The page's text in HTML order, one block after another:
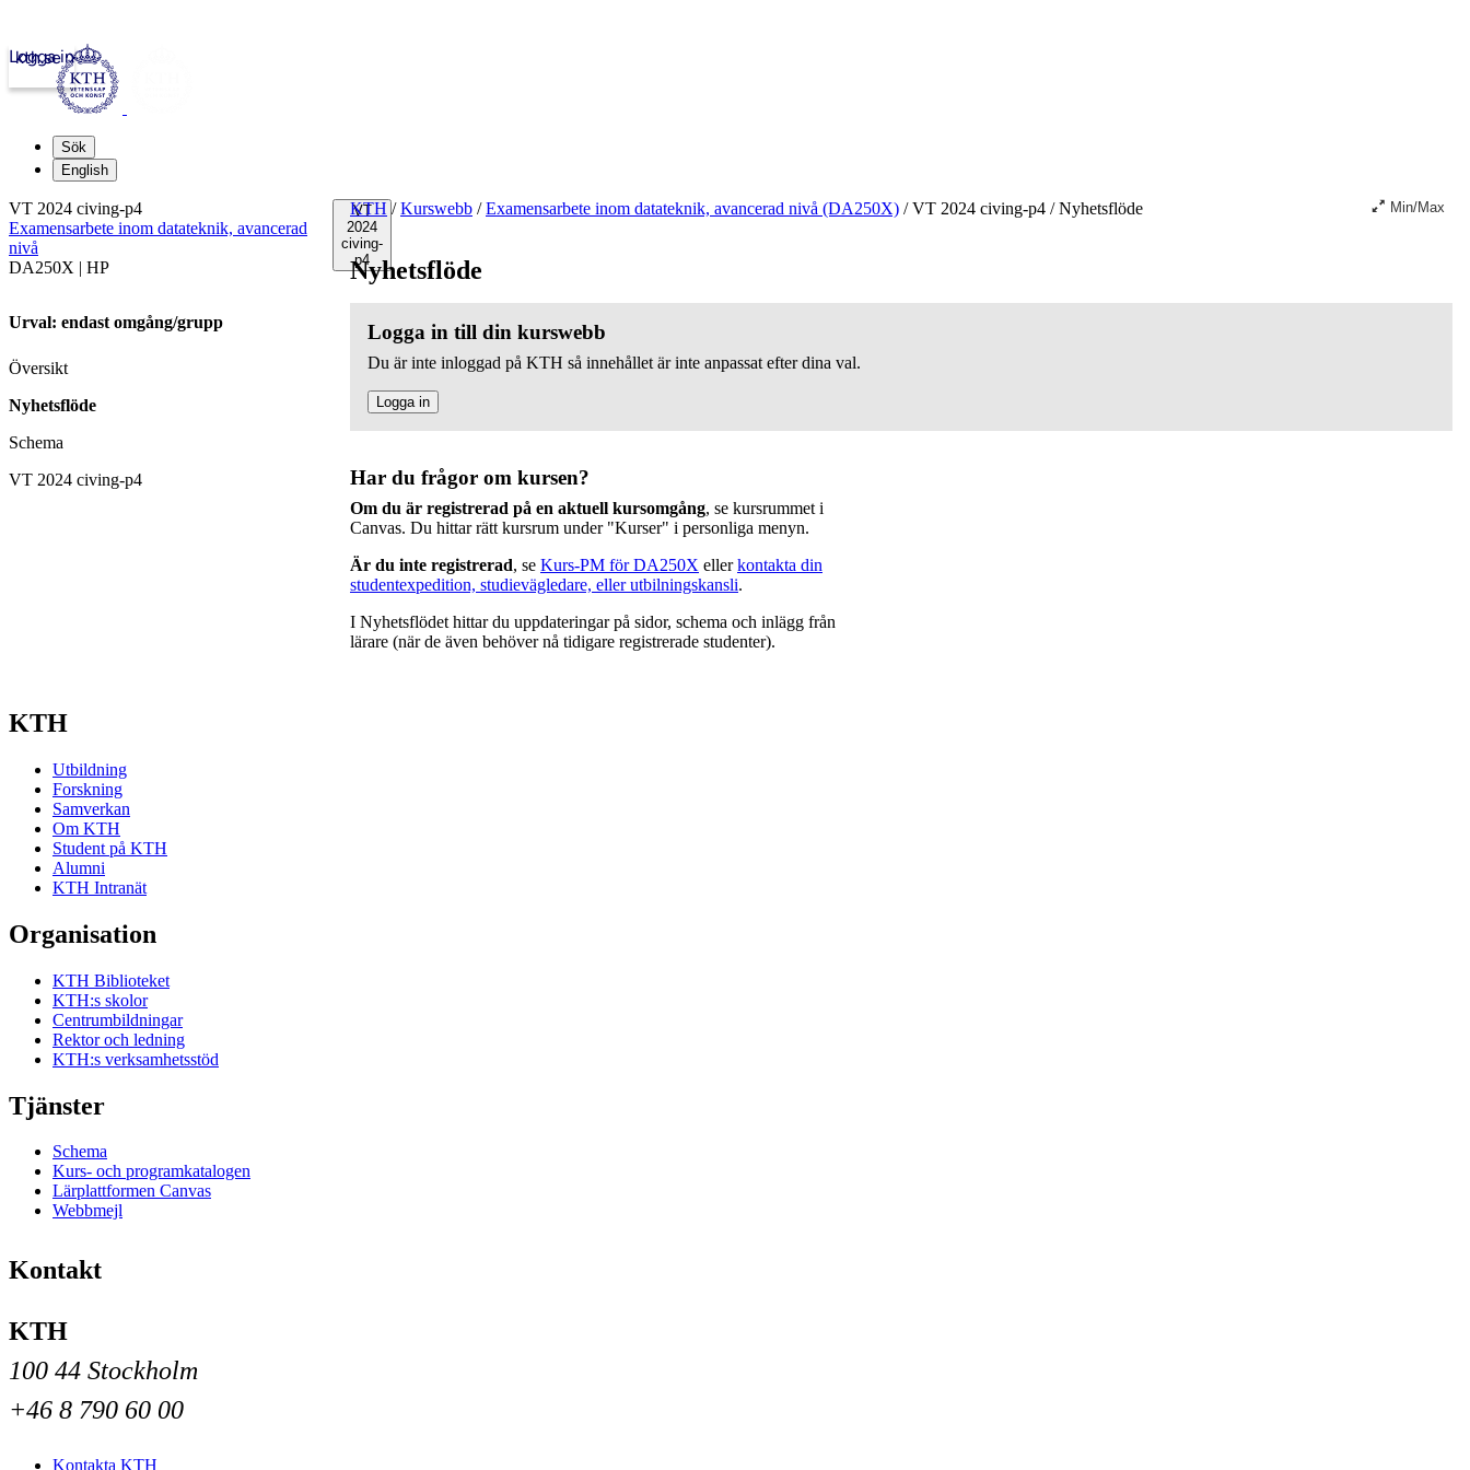
kth.se
Logga in
Sök
English
VT
2024
civing-
p4
KTH / Kurswebb / Examensarbete inom datateknik, avancerad nivå (DA250X) /VT 2024 civing-p4 /Nyhetsflöde Min/Max
Nyhetsflöde
Logga in till din kurswebb
Du är inte inloggad på KTH så innehållet är inte anpassat efter dina val.
Logga in
Har du frågor om kursen?
Om du är registrerad på en aktuell kursomgång, se kursrummet i
Canvas. Du hittar rätt kursrum under "Kurser" i personliga menyn.
Är du inte registrerad, se Kurs-PM för DA250X ellerkontakta din
studentexpedition, studievägledare, eller utbilningskansli.
I Nyhetsflödet hittar du uppdateringar på sidor, schema och inlägg från
lärare (när de även behöver nå tidigare registrerade studenter).
VT 2024 civing-p4
Examensarbete inom datateknik, avancerad
nivå
DA250X | HP
Urval: endast omgång/grupp
Översikt
Nyhetsflöde
Schema
VT 2024 civing-p4
KTH
Utbildning
Forskning
Samverkan
Om KTH
Student på KTH
Alumni
KTH Intranät
Organisation
KTH Biblioteket
KTH:s skolor
Centrumbildningar
Rektor och ledning
KTH:s verksamhetsstöd
Tjänster
Schema
Kurs- och programkatalogen
Lärplattformen Canvas
Webbmejl
Kontakt
KTH
100 44 Stockholm
+46 8 790 60 00
Kontakta KTH